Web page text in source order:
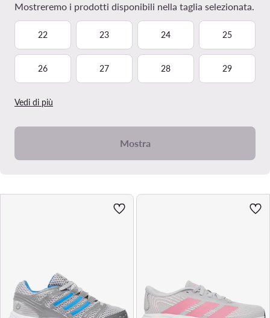
Mostreremo i prodotti disponibili nella taglia selezionata.
22 23 24 25
26 27 28 29
Vedi di più
Mostra